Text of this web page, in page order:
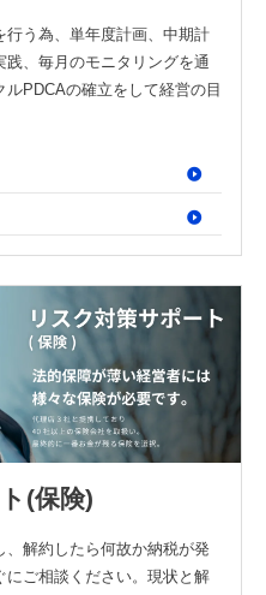
う為、単年度計画、中期計
、毎月のモニタリングを通
PDCAの確立をして経営の目
(保険)
解約したら何故か納税が発
ご相談ください。現状と解